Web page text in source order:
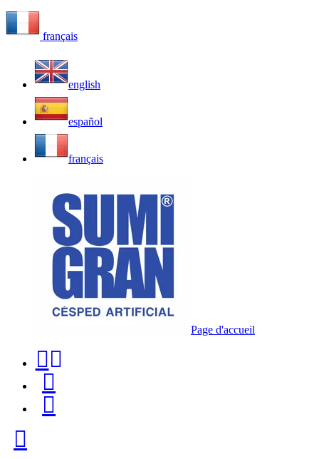
français
english
español
français
Page d'accueil